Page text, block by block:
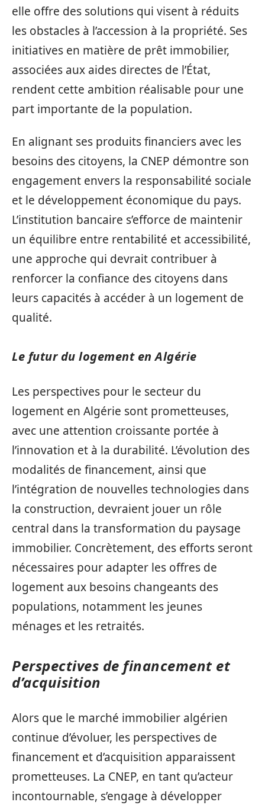
elle offre des solutions qui visent à réduits
les obstacles à l’accession à la propriété. Ses
initiatives en matière de prêt immobilier,
associées aux aides directes de l’État,
rendent cette ambition réalisable pour une
part importante de la population.
En alignant ses produits financiers avec les
besoins des citoyens, la CNEP démontre son
engagement envers la responsabilité sociale
et le développement économique du pays.
L’institution bancaire s’efforce de maintenir
un équilibre entre rentabilité et accessibilité,
une approche qui devrait contribuer à
renforcer la confiance des citoyens dans
leurs capacités à accéder à un logement de
qualité.
Le futur du logement en Algérie
Les perspectives pour le secteur du
logement en Algérie sont prometteuses,
avec une attention croissante portée à
l’innovation et à la durabilité. L’évolution des
modalités de financement, ainsi que
l’intégration de nouvelles technologies dans
la construction, devraient jouer un rôle
central dans la transformation du paysage
immobilier. Concrètement, des efforts seront
nécessaires pour adapter les offres de
logement aux besoins changeants des
populations, notamment les jeunes
ménages et les retraités.
Perspectives de financement et
d’acquisition
Alors que le marché immobilier algérien
continue d’évoluer, les perspectives de
financement et d’acquisition apparaissent
prometteuses. La CNEP, en tant qu’acteur
incontournable, s’engage à développer